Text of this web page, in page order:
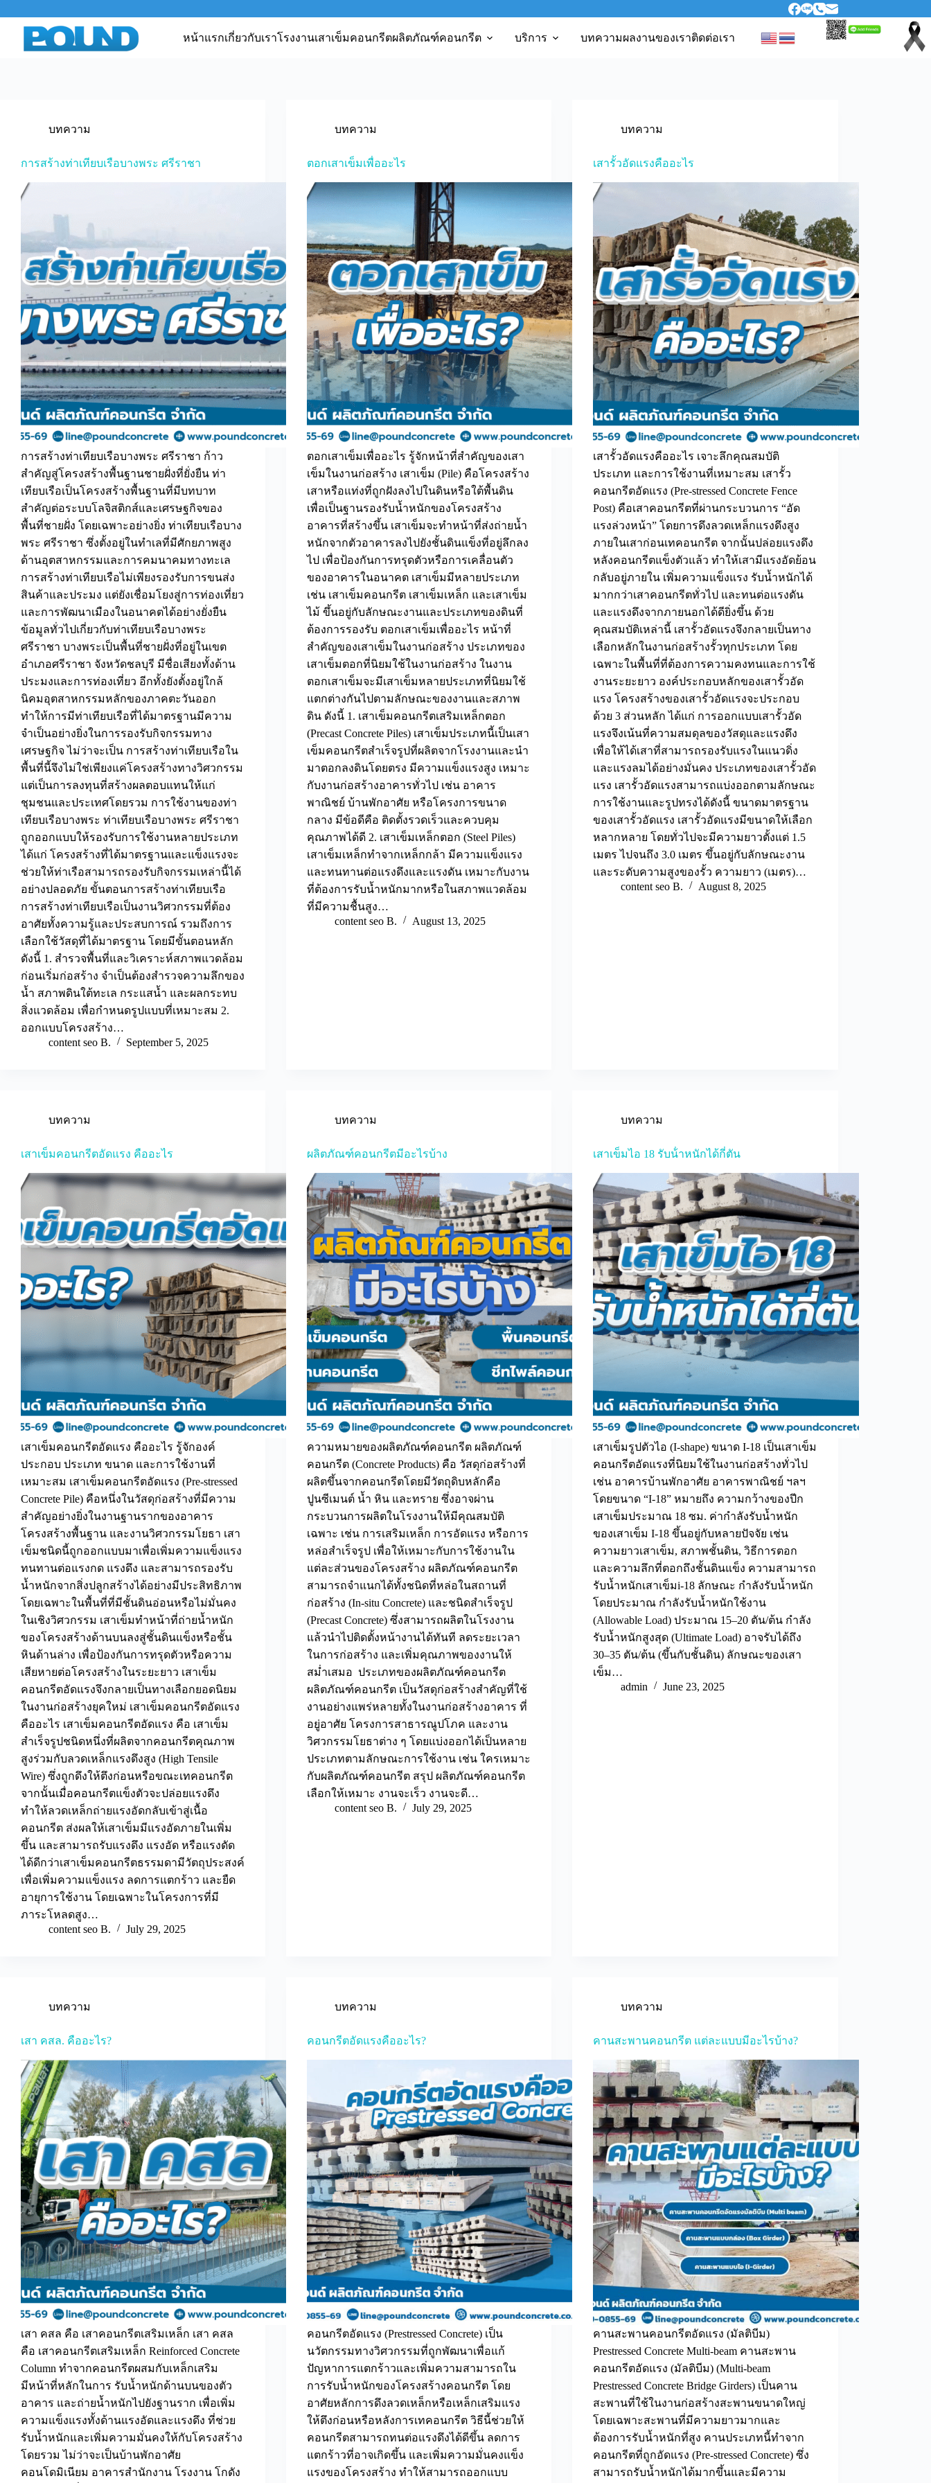
หน้าแรกเกี่ยวกับเราโรงงานเสาเข็มคอนกรีตผลิตภัณฑ์คอนกรีต บริการ บทความผลงานของเราติดต่อเรา
บทความ
การสร้างท่าเทียบเรือบางพระ ศรีราชา
การสร้างท่าเทียบเรือบางพระ ศรีราชา ก้าว
สำคัญสู่โครงสร้างพื้นฐานชายฝั่งที่ยั่งยืน ท่า
เทียบเรือเป็นโครงสร้างพื้นฐานที่มีบทบาท
สำคัญต่อระบบโลจิสติกส์และเศรษฐกิจของ
พื้นที่ชายฝั่ง โดยเฉพาะอย่างยิ่ง ท่าเทียบเรือบาง
พระ ศรีราชา ซึ่งตั้งอยู่ในทำเลที่มีศักยภาพสูง
ด้านอุตสาหกรรมและการคมนาคมทางทะเล
การสร้างท่าเทียบเรือไม่เพียงรองรับการขนส่ง
สินค้าและประมง แต่ยังเชื่อมโยงสู่การท่องเที่ยว
และการพัฒนาเมืองในอนาคตได้อย่างยั่งยืน
ข้อมูลทั่วไปเกี่ยวกับท่าเทียบเรือบางพระ
ศรีราชา บางพระเป็นพื้นที่ชายฝั่งที่อยู่ในเขต
อำเภอศรีราชา จังหวัดชลบุรี มีชื่อเสียงทั้งด้าน
ประมงและการท่องเที่ยว อีกทั้งยังตั้งอยู่ใกล้
นิคมอุตสาหกรรมหลักของภาคตะวันออก
ทำให้การมีท่าเทียบเรือที่ได้มาตรฐานมีความ
จำเป็นอย่างยิ่งในการรองรับกิจกรรมทาง
เศรษฐกิจ ไม่ว่าจะเป็น การสร้างท่าเทียบเรือใน
พื้นที่นี้จึงไม่ใช่เพียงแค่โครงสร้างทางวิศวกรรม
แต่เป็นการลงทุนที่สร้างผลตอบแทนให้แก่
ชุมชนและประเทศโดยรวม การใช้งานของท่า
เทียบเรือบางพระ ท่าเทียบเรือบางพระ ศรีราชา
ถูกออกแบบให้รองรับการใช้งานหลายประเภท
ได้แก่ โครงสร้างที่ได้มาตรฐานและแข็งแรงจะ
ช่วยให้ท่าเรือสามารถรองรับกิจกรรมเหล่านี้ได้
อย่างปลอดภัย ขั้นตอนการสร้างท่าเทียบเรือ
การสร้างท่าเทียบเรือเป็นงานวิศวกรรมที่ต้อง
อาศัยทั้งความรู้และประสบการณ์ รวมถึงการ
เลือกใช้วัสดุที่ได้มาตรฐาน โดยมีขั้นตอนหลัก
ดังนี้ 1. สำรวจพื้นที่และวิเคราะห์สภาพแวดล้อม
ก่อนเริ่มก่อสร้าง จำเป็นต้องสำรวจความลึกของ
น้ำ สภาพดินใต้ทะเล กระแสน้ำ และผลกระทบ
สิ่งแวดล้อม เพื่อกำหนดรูปแบบที่เหมาะสม 2.
ออกแบบโครงสร้าง…
content seo B.
September 5, 2025
บทความ
ตอกเสาเข็มเพื่ออะไร
ตอกเสาเข็มเพื่ออะไร รู้จักหน้าที่สำคัญของเสา
เข็มในงานก่อสร้าง เสาเข็ม (Pile) คือโครงสร้าง
เสาหรือแท่งที่ถูกฝังลงไปในดินหรือใต้พื้นดิน
เพื่อเป็นฐานรองรับน้ำหนักของโครงสร้าง
อาคารที่สร้างขึ้น เสาเข็มจะทำหน้าที่ส่งถ่ายน้ำ
หนักจากตัวอาคารลงไปยังชั้นดินแข็งที่อยู่ลึกลง
ไป เพื่อป้องกันการทรุดตัวหรือการเคลื่อนตัว
ของอาคารในอนาคต เสาเข็มมีหลายประเภท
เช่น เสาเข็มคอนกรีต เสาเข็มเหล็ก และเสาเข็ม
ไม้ ขึ้นอยู่กับลักษณะงานและประเภทของดินที่
ต้องการรองรับ ตอกเสาเข็มเพื่ออะไร หน้าที่
สำคัญของเสาเข็มในงานก่อสร้าง ประเภทของ
เสาเข็มตอกที่นิยมใช้ในงานก่อสร้าง ในงาน
ตอกเสาเข็มจะมีเสาเข็มหลายประเภทที่นิยมใช้
แตกต่างกันไปตามลักษณะของงานและสภาพ
ดิน ดังนี้ 1. เสาเข็มคอนกรีตเสริมเหล็กตอก
(Precast Concrete Piles) เสาเข็มประเภทนี้เป็นเสา
เข็มคอนกรีตสำเร็จรูปที่ผลิตจากโรงงานและนำ
มาตอกลงดินโดยตรง มีความแข็งแรงสูง เหมาะ
กับงานก่อสร้างอาคารทั่วไป เช่น อาคาร
พาณิชย์ บ้านพักอาศัย หรือโครงการขนาด
กลาง มีข้อดีคือ ติดตั้งรวดเร็วและควบคุม
คุณภาพได้ดี 2. เสาเข็มเหล็กตอก (Steel Piles)
เสาเข็มเหล็กทำจากเหล็กกล้า มีความแข็งแรง
และทนทานต่อแรงดึงและแรงดัน เหมาะกับงาน
ที่ต้องการรับน้ำหนักมากหรือในสภาพแวดล้อม
ที่มีความชื้นสูง…
content seo B.
August 13, 2025
บทความ
เสารั้วอัดแรงคืออะไร
เสารั้วอัดแรงคืออะไร เจาะลึกคุณสมบัติ
ประเภท และการใช้งานที่เหมาะสม เสารั้ว
คอนกรีตอัดแรง (Pre-stressed Concrete Fence
Post) คือเสาคอนกรีตที่ผ่านกระบวนการ “อัด
แรงล่วงหน้า” โดยการดึงลวดเหล็กแรงดึงสูง
ภายในเสาก่อนเทคอนกรีต จากนั้นปล่อยแรงดึง
หลังคอนกรีตแข็งตัวแล้ว ทำให้เสามีแรงอัดย้อน
กลับอยู่ภายใน เพิ่มความแข็งแรง รับน้ำหนักได้
มากกว่าเสาคอนกรีตทั่วไป และทนต่อแรงดัน
และแรงดึงจากภายนอกได้ดียิ่งขึ้น ด้วย
คุณสมบัติเหล่านี้ เสารั้วอัดแรงจึงกลายเป็นทาง
เลือกหลักในงานก่อสร้างรั้วทุกประเภท โดย
เฉพาะในพื้นที่ที่ต้องการความคงทนและการใช้
งานระยะยาว องค์ประกอบหลักของเสารั้วอัด
แรง โครงสร้างของเสารั้วอัดแรงจะประกอบ
ด้วย 3 ส่วนหลัก ได้แก่ การออกแบบเสารั้วอัด
แรงจึงเน้นที่ความสมดุลของวัสดุและแรงดึง
เพื่อให้ได้เสาที่สามารถรองรับแรงในแนวดิ่ง
และแรงลมได้อย่างมั่นคง ประเภทของเสารั้วอัด
แรง เสารั้วอัดแรงสามารถแบ่งออกตามลักษณะ
การใช้งานและรูปทรงได้ดังนี้ ขนาดมาตรฐาน
ของเสารั้วอัดแรง เสารั้วอัดแรงมีขนาดให้เลือก
หลากหลาย โดยทั่วไปจะมีความยาวตั้งแต่ 1.5
เมตร ไปจนถึง 3.0 เมตร ขึ้นอยู่กับลักษณะงาน
และระดับความสูงของรั้ว ความยาว (เมตร)…
content seo B.
August 8, 2025
บทความ
เสาเข็มคอนกรีตอัดแรง คืออะไร
เสาเข็มคอนกรีตอัดแรง คืออะไร รู้จักองค์
ประกอบ ประเภท ขนาด และการใช้งานที่
เหมาะสม เสาเข็มคอนกรีตอัดแรง (Pre-stressed
Concrete Pile) คือหนึ่งในวัสดุก่อสร้างที่มีความ
สำคัญอย่างยิ่งในงานฐานรากของอาคาร
โครงสร้างพื้นฐาน และงานวิศวกรรมโยธา เสา
เข็มชนิดนี้ถูกออกแบบมาเพื่อเพิ่มความแข็งแรง
ทนทานต่อแรงกด แรงดึง และสามารถรองรับ
น้ำหนักจากสิ่งปลูกสร้างได้อย่างมีประสิทธิภาพ
โดยเฉพาะในพื้นที่ที่มีชั้นดินอ่อนหรือไม่มั่นคง
ในเชิงวิศวกรรม เสาเข็มทำหน้าที่ถ่ายน้ำหนัก
ของโครงสร้างด้านบนลงสู่ชั้นดินแข็งหรือชั้น
หินด้านล่าง เพื่อป้องกันการทรุดตัวหรือความ
เสียหายต่อโครงสร้างในระยะยาว เสาเข็ม
คอนกรีตอัดแรงจึงกลายเป็นทางเลือกยอดนิยม
ในงานก่อสร้างยุคใหม่ เสาเข็มคอนกรีตอัดแรง
คืออะไร เสาเข็มคอนกรีตอัดแรง คือ เสาเข็ม
สำเร็จรูปชนิดหนึ่งที่ผลิตจากคอนกรีตคุณภาพ
สูงร่วมกับลวดเหล็กแรงดึงสูง (High Tensile
Wire) ซึ่งถูกดึงให้ตึงก่อนหรือขณะเทคอนกรีต
จากนั้นเมื่อคอนกรีตแข็งตัวจะปล่อยแรงดึง
ทำให้ลวดเหล็กถ่ายแรงอัดกลับเข้าสู่เนื้อ
คอนกรีต ส่งผลให้เสาเข็มมีแรงอัดภายในเพิ่ม
ขึ้น และสามารถรับแรงดึง แรงอัด หรือแรงดัด
ได้ดีกว่าเสาเข็มคอนกรีตธรรมดามีวัตถุประสงค์
เพื่อเพิ่มความแข็งแรง ลดการแตกร้าว และยืด
อายุการใช้งาน โดยเฉพาะในโครงการที่มี
ภาระโหลดสูง…
content seo B.
July 29, 2025
บทความ
ผลิตภัณฑ์คอนกรีตมีอะไรบ้าง
ความหมายของผลิตภัณฑ์คอนกรีต ผลิตภัณฑ์
คอนกรีต (Concrete Products) คือ วัสดุก่อสร้างที่
ผลิตขึ้นจากคอนกรีตโดยมีวัตถุดิบหลักคือ
ปูนซีเมนต์ น้ำ หิน และทราย ซึ่งอาจผ่าน
กระบวนการผลิตในโรงงานให้มีคุณสมบัติ
เฉพาะ เช่น การเสริมเหล็ก การอัดแรง หรือการ
หล่อสำเร็จรูป เพื่อให้เหมาะกับการใช้งานใน
แต่ละส่วนของโครงสร้าง ผลิตภัณฑ์คอนกรีต
สามารถจำแนกได้ทั้งชนิดที่หล่อในสถานที่
ก่อสร้าง (In-situ Concrete) และชนิดสำเร็จรูป
(Precast Concrete) ซึ่งสามารถผลิตในโรงงาน
แล้วนำไปติดตั้งหน้างานได้ทันที ลดระยะเวลา
ในการก่อสร้าง และเพิ่มคุณภาพของงานให้
สม่ำเสมอ ประเภทของผลิตภัณฑ์คอนกรีต
ผลิตภัณฑ์คอนกรีต เป็นวัสดุก่อสร้างสำคัญที่ใช้
งานอย่างแพร่หลายทั้งในงานก่อสร้างอาคาร ที่
อยู่อาศัย โครงการสาธารณูปโภค และงาน
วิศวกรรมโยธาต่าง ๆ โดยแบ่งออกได้เป็นหลาย
ประเภทตามลักษณะการใช้งาน เช่น ใครเหมาะ
กับผลิตภัณฑ์คอนกรีต สรุป ผลิตภัณฑ์คอนกรีต
เลือกให้เหมาะ งานจะเร็ว งานจะดี…
content seo B.
July 29, 2025
บทความ
เสาเข็มไอ 18 รับน้ําหนักได้กี่ตัน
เสาเข็มรูปตัวไอ (I-shape) ขนาด I-18 เป็นเสาเข็ม
คอนกรีตอัดแรงที่นิยมใช้ในงานก่อสร้างทั่วไป
เช่น อาคารบ้านพักอาศัย อาคารพาณิชย์ ฯลฯ
โดยขนาด “I-18” หมายถึง ความกว้างของปีก
เสาเข็มประมาณ 18 ซม. ค่ากำลังรับน้ำหนัก
ของเสาเข็ม I-18 ขึ้นอยู่กับหลายปัจจัย เช่น
ความยาวเสาเข็ม, สภาพชั้นดิน, วิธีการตอก
และความลึกที่ตอกถึงชั้นดินแข็ง ความสามารถ
รับน้ำหนักเสาเข็มi-18 ลักษณะ กำลังรับน้ำหนัก
โดยประมาณ กำลังรับน้ำหนักใช้งาน
(Allowable Load) ประมาณ 15–20 ตัน/ต้น กำลัง
รับน้ำหนักสูงสุด (Ultimate Load) อาจรับได้ถึง
30–35 ตัน/ต้น (ขึ้นกับชั้นดิน) ลักษณะของเสา
เข็ม…
admin
June 23, 2025
บทความ
เสา คสล. คืออะไร?
เสา คสล คือ เสาคอนกรีตเสริมเหล็ก เสา คสล
คือ เสาคอนกรีตเสริมเหล็ก Reinforced Concrete
Column ทำจากคอนกรีตผสมกับเหล็กเสริม
มีหน้าที่หลักในการ รับน้ำหนักด้านบนของตัว
อาคาร และถ่ายน้ำหนักไปยังฐานราก เพื่อเพิ่ม
ความแข็งแรงทั้งด้านแรงอัดและแรงดึง ที่ช่วย
รับน้ำหนักและเพิ่มความมั่นคงให้กับโครงสร้าง
โดยรวม ไม่ว่าจะเป็นบ้านพักอาศัย
คอนโดมิเนียม อาคารสำนักงาน โรงงาน โกดัง
บทความ
คอนกรีตอัดแรงคืออะไร?
คอนกรีตอัดแรง (Prestressed Concrete) เป็น
นวัตกรรมทางวิศวกรรมที่ถูกพัฒนาเพื่อแก้
ปัญหาการแตกร้าวและเพิ่มความสามารถใน
การรับน้ำหนักของโครงสร้างคอนกรีต โดย
อาศัยหลักการดึงลวดเหล็กหรือเหล็กเสริมแรง
ให้ตึงก่อนหรือหลังการเทคอนกรีต วิธีนี้ช่วยให้
คอนกรีตสามารถทนต่อแรงดึงได้ดีขึ้น ลดการ
แตกร้าวที่อาจเกิดขึ้น และเพิ่มความมั่นคงแข็ง
แรงของโครงสร้าง ทำให้สามารถออกแบบ
บทความ
คานสะพานคอนกรีต แต่ละแบบมีอะไรบ้าง?
คานสะพานคอนกรีตอัดแรง (มัลติบีม)
Prestressed Concrete Multi-beam คานสะพาน
คอนกรีตอัดแรง (มัลติบีม) (Multi-beam
Prestressed Concrete Bridge Girders) เป็นคาน
สะพานที่ใช้ในงานก่อสร้างสะพานขนาดใหญ่
โดยเฉพาะสะพานที่มีความยาวมากและ
ต้องการรับน้ำหนักที่สูง คานประเภทนี้ทำจาก
คอนกรีตที่ถูกอัดแรง (Pre-stressed Concrete) ซึ่ง
สามารถรับน้ำหนักได้มากขึ้นและมีความ